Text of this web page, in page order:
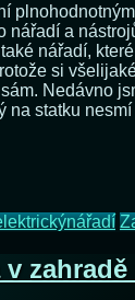
nářadí a
nářadí,
si
Nedávno
na statku nesmí
nářadí